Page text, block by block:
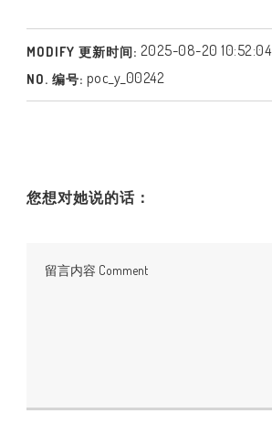
MODIFY 更新时间: 2025-08-20 10:52:04
NO. 编号: poc_y_00242
您想对她说的话：